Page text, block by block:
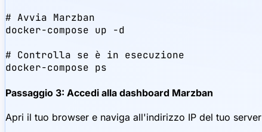
# Avvia Marzban
docker-compose up -d
# Controlla se è in esecuzione
docker-compose ps
Passaggio 3: Accedi alla dashboard Marzban
Apri il tuo browser e naviga all'indirizzo IP del tuo